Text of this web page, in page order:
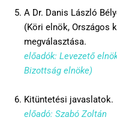
A Dr. Danis László
(Köri elnök, Országos
megválasztása.
előadók: Levezető
Bizottság elnöke)
Kitüntetési javaslatok.
előadó: Szabó Zoltán